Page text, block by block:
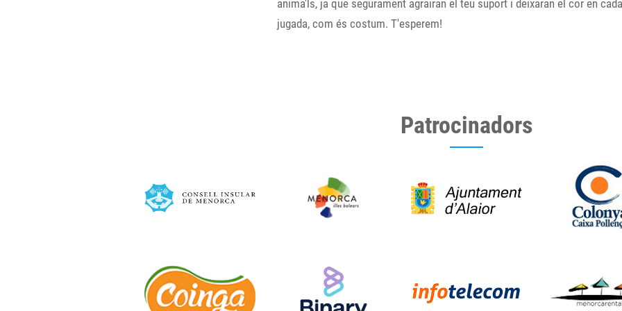
anima'ls, ja que segurament agrairan el teu suport i deixaran el cor en cada
jugada, com és costum. T'esperem!
Patrocinadors